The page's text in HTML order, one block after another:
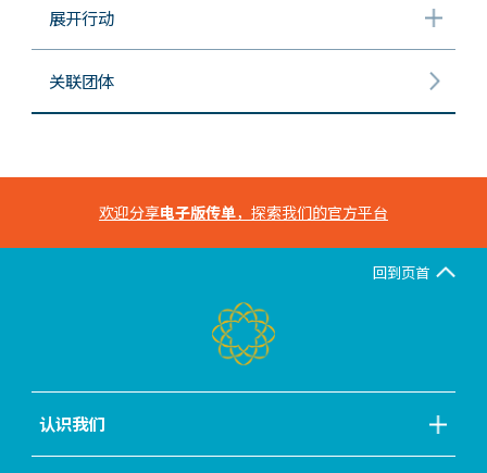
展开行动
关联团体
欢迎分享电子版传单，探索我们的官方平台
回到页首
认识我们